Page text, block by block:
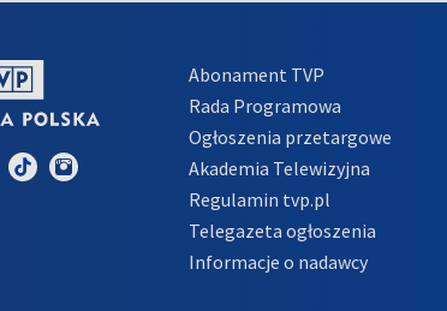
Abonament TVP
Rada Programowa
Ogłoszenia przetargowe
Akademia Telewizyjna
Regulamin tvp.pl
Telegazeta ogłoszenia
Informacje o nadawcy